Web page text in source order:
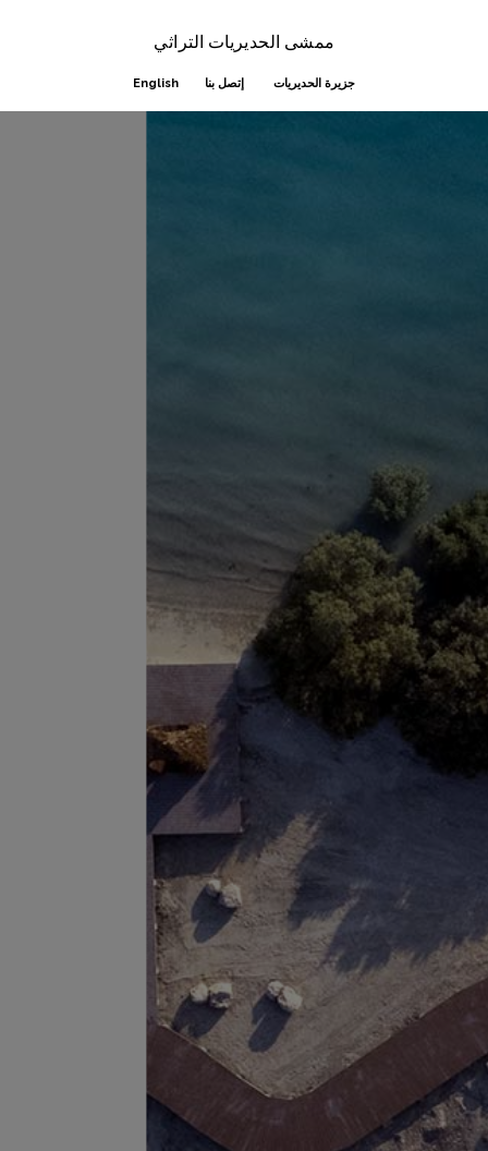
ممشى الحديريات التراثي
جزيرة الحديريات إتصل بنا English